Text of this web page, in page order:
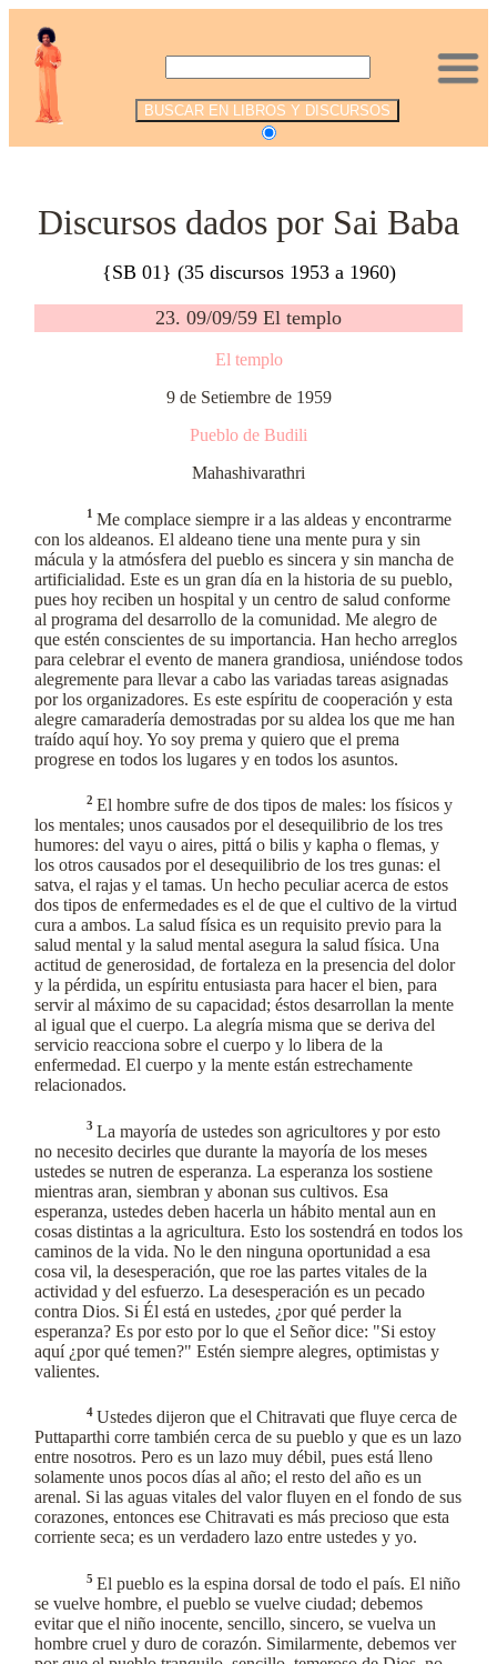
Discursos dados por Sai Baba
{SB 01} (35 discursos 1953 a 1960)
23. 09/09/59 El templo
El templo
9 de Setiembre de 1959
Pueblo de Budili
Mahashivarathri
1Me complace siempre ir a las aldeas y encontrarme
con los aldeanos. El aldeano tiene una mente pura y sin
mácula y la atmósfera del pueblo es sincera y sin mancha de
artificialidad. Este es un gran día en la historia de su pueblo,
pues hoy reciben un hospital y un centro de salud conforme
al programa del desarrollo de la comunidad. Me alegro de
que estén conscientes de su importancia. Han hecho arreglos
para celebrar el evento de manera grandiosa, uniéndose todos
alegremente para llevar a cabo las variadas tareas asignadas
por los organizadores. Es este espíritu de cooperación y esta
alegre camaradería demostradas por su aldea los que me han
traído aquí hoy. Yo soy prema y quiero que el prema
progrese en todos los lugares y en todos los asuntos.
2El hombre sufre de dos tipos de males: los físicos y
los mentales; unos causados por el desequilibrio de los tres
humores: del vayu o aires, pittá o bilis y kapha o flemas, y
los otros causados por el desequilibrio de los tres gunas: el
satva, el rajas y el tamas. Un hecho peculiar acerca de estos
dos tipos de enfermedades es el de que el cultivo de la virtud
cura a ambos. La salud física es un requisito previo para la
salud mental y la salud mental asegura la salud física. Una
actitud de generosidad, de fortaleza en la presencia del dolor
y la pérdida, un espíritu entusiasta para hacer el bien, para
servir al máximo de su capacidad; éstos desarrollan la mente
al igual que el cuerpo. La alegría misma que se deriva del
servicio reacciona sobre el cuerpo y lo libera de la
enfermedad. El cuerpo y la mente están estrechamente
relacionados.
3La mayoría de ustedes son agricultores y por esto
no necesito decirles que durante la mayoría de los meses
ustedes se nutren de esperanza. La esperanza los sostiene
mientras aran, siembran y abonan sus cultivos. Esa
esperanza, ustedes deben hacerla un hábito mental aun en
cosas distintas a la agricultura. Esto los sostendrá en todos los
caminos de la vida. No le den ninguna oportunidad a esa
cosa vil, la desesperación, que roe las partes vitales de la
actividad y del esfuerzo. La desesperación es un pecado
contra Dios. Si Él está en ustedes, ¿por qué perder la
esperanza? Es por esto por lo que el Señor dice: "Si estoy
aquí ¿por qué temen?" Estén siempre alegres, optimistas y
valientes.
4Ustedes dijeron que el Chitravati que fluye cerca de
Puttaparthi corre también cerca de su pueblo y que es un lazo
entre nosotros. Pero es un lazo muy débil, pues está lleno
solamente unos pocos días al año; el resto del año es un
arenal. Si las aguas vitales del valor fluyen en el fondo de sus
corazones, entonces ese Chitravati es más precioso que esta
corriente seca; es un verdadero lazo entre ustedes y yo.
5El pueblo es la espina dorsal de todo el país. El niño
se vuelve hombre, el pueblo se vuelve ciudad; debemos
evitar que el niño inocente, sencillo, sincero, se vuelva un
hombre cruel y duro de corazón. Similarmente, debemos ver